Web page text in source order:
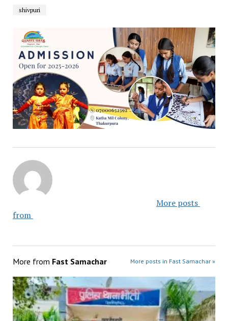
shivpuri
More from Fast Samachar More posts in Fast Samachar »